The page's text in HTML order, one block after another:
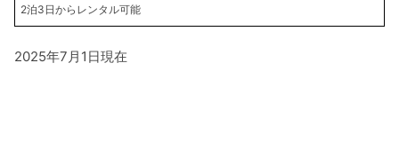
2泊3日からレンタル可能
2025年7月1日現在